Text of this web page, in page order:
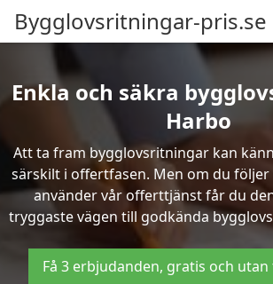
Bygglovsritningar-pris.se
Enkla och säkra
Harbo
Att ta fram bygglovsritningar kan
särskilt i offertfasen. Men om du följer
använder vår offerttjänst får du
tryggaste vägen till godkända
Få 3 erbjudanden, gratis och